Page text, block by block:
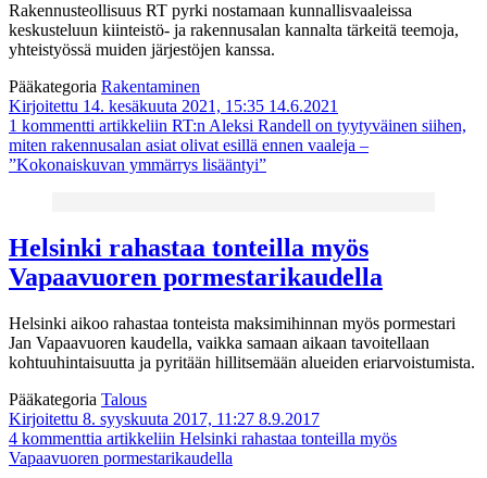
Rakennusteollisuus RT pyrki nostamaan kunnallisvaaleissa
keskusteluun kiinteistö- ja rakennusalan kannalta tärkeitä teemoja,
yhteistyössä muiden järjestöjen kanssa.
Pääkategoria Rakentaminen
Kirjoitettu 14. kesäkuuta 2021, 15:35 14.6.2021
1 kommentti artikkeliin RT:n Aleksi Randell on tyytyväinen siihen,
miten rakennusalan asiat olivat esillä ennen vaaleja –
”Kokonaiskuvan ymmärrys lisääntyi”
Helsinki rahastaa tonteilla myös
Vapaavuoren pormestarikaudella
Helsinki aikoo rahastaa tonteista maksimihinnan myös pormestari
Jan Vapaavuoren kaudella, vaikka samaan aikaan tavoitellaan
kohtuuhintaisuutta ja pyritään hillitsemään alueiden eriarvoistumista.
Pääkategoria Talous
Kirjoitettu 8. syyskuuta 2017, 11:27 8.9.2017
4 kommenttia artikkeliin Helsinki rahastaa tonteilla myös
Vapaavuoren pormestarikaudella